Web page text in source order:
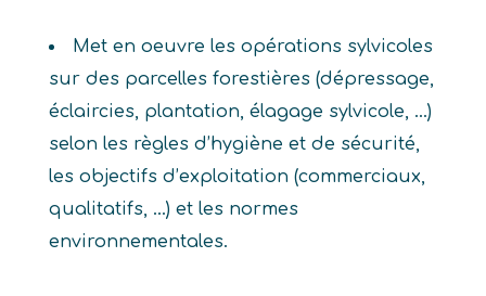
Met en oeuvre les opérations sylvicoles
sur des parcelles forestières (dépressage,
éclaircies, plantation, élagage sylvicole, …)
selon les règles d’hygiène et de sécurité,
les objectifs d’exploitation (commerciaux,
qualitatifs, …) et les normes
environnementales.